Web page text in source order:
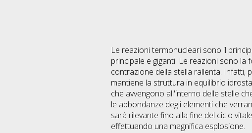
Le reazioni termonucleari sono il
principale e giganti. Le reazioni sono la
contrazione della stella rallenta. Infatti,
mantiene la struttura in equilibrio
che avvengono all'interno delle stelle
le abbondanze degli elementi che
sarà rilevante fino alla fine del ciclo
effettuando una magnifica esplosione.